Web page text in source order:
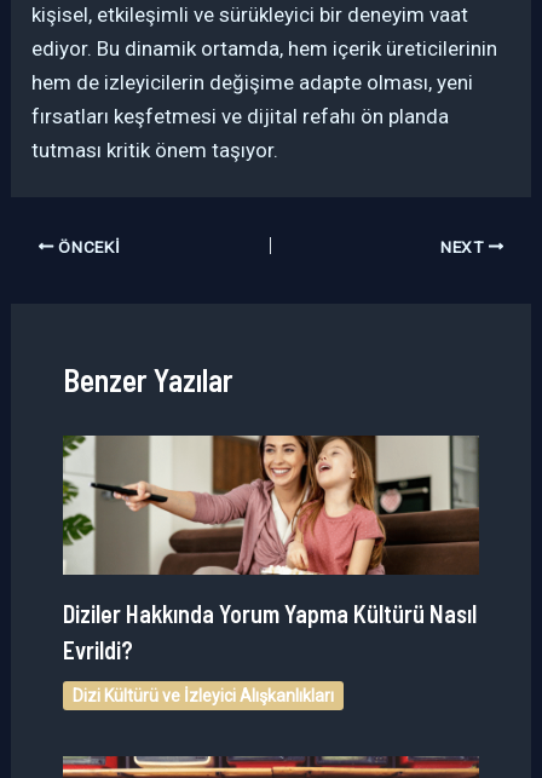
kişisel, etkileşimli ve sürükleyici bir deneyim vaat
ediyor. Bu dinamik ortamda, hem içerik üreticilerinin
hem de izleyicilerin değişime adapte olması, yeni
fırsatları keşfetmesi ve dijital refahı ön planda
tutması kritik önem taşıyor.
ÖNCEKI NEXT
Benzer Yazılar
Diziler Hakkında Yorum Yapma Kültürü Nasıl
Evrildi?
Dizi Kültürü ve İzleyici Alışkanlıkları